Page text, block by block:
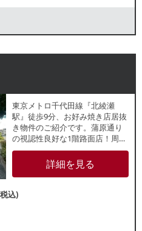
東京メトロ千代田線『北綾瀬
駅』徒歩9分、お好み焼き店居抜
き物件のご紹介です。蒲原通り
の視認性良好な1階路面店！周辺
は住宅密集地で家族連れや単身
層など幅広く集客が期待できま
す。約10.6坪の小箱物件で新規
め！諸条件等、お気軽にお問合
詳細を見る
込)